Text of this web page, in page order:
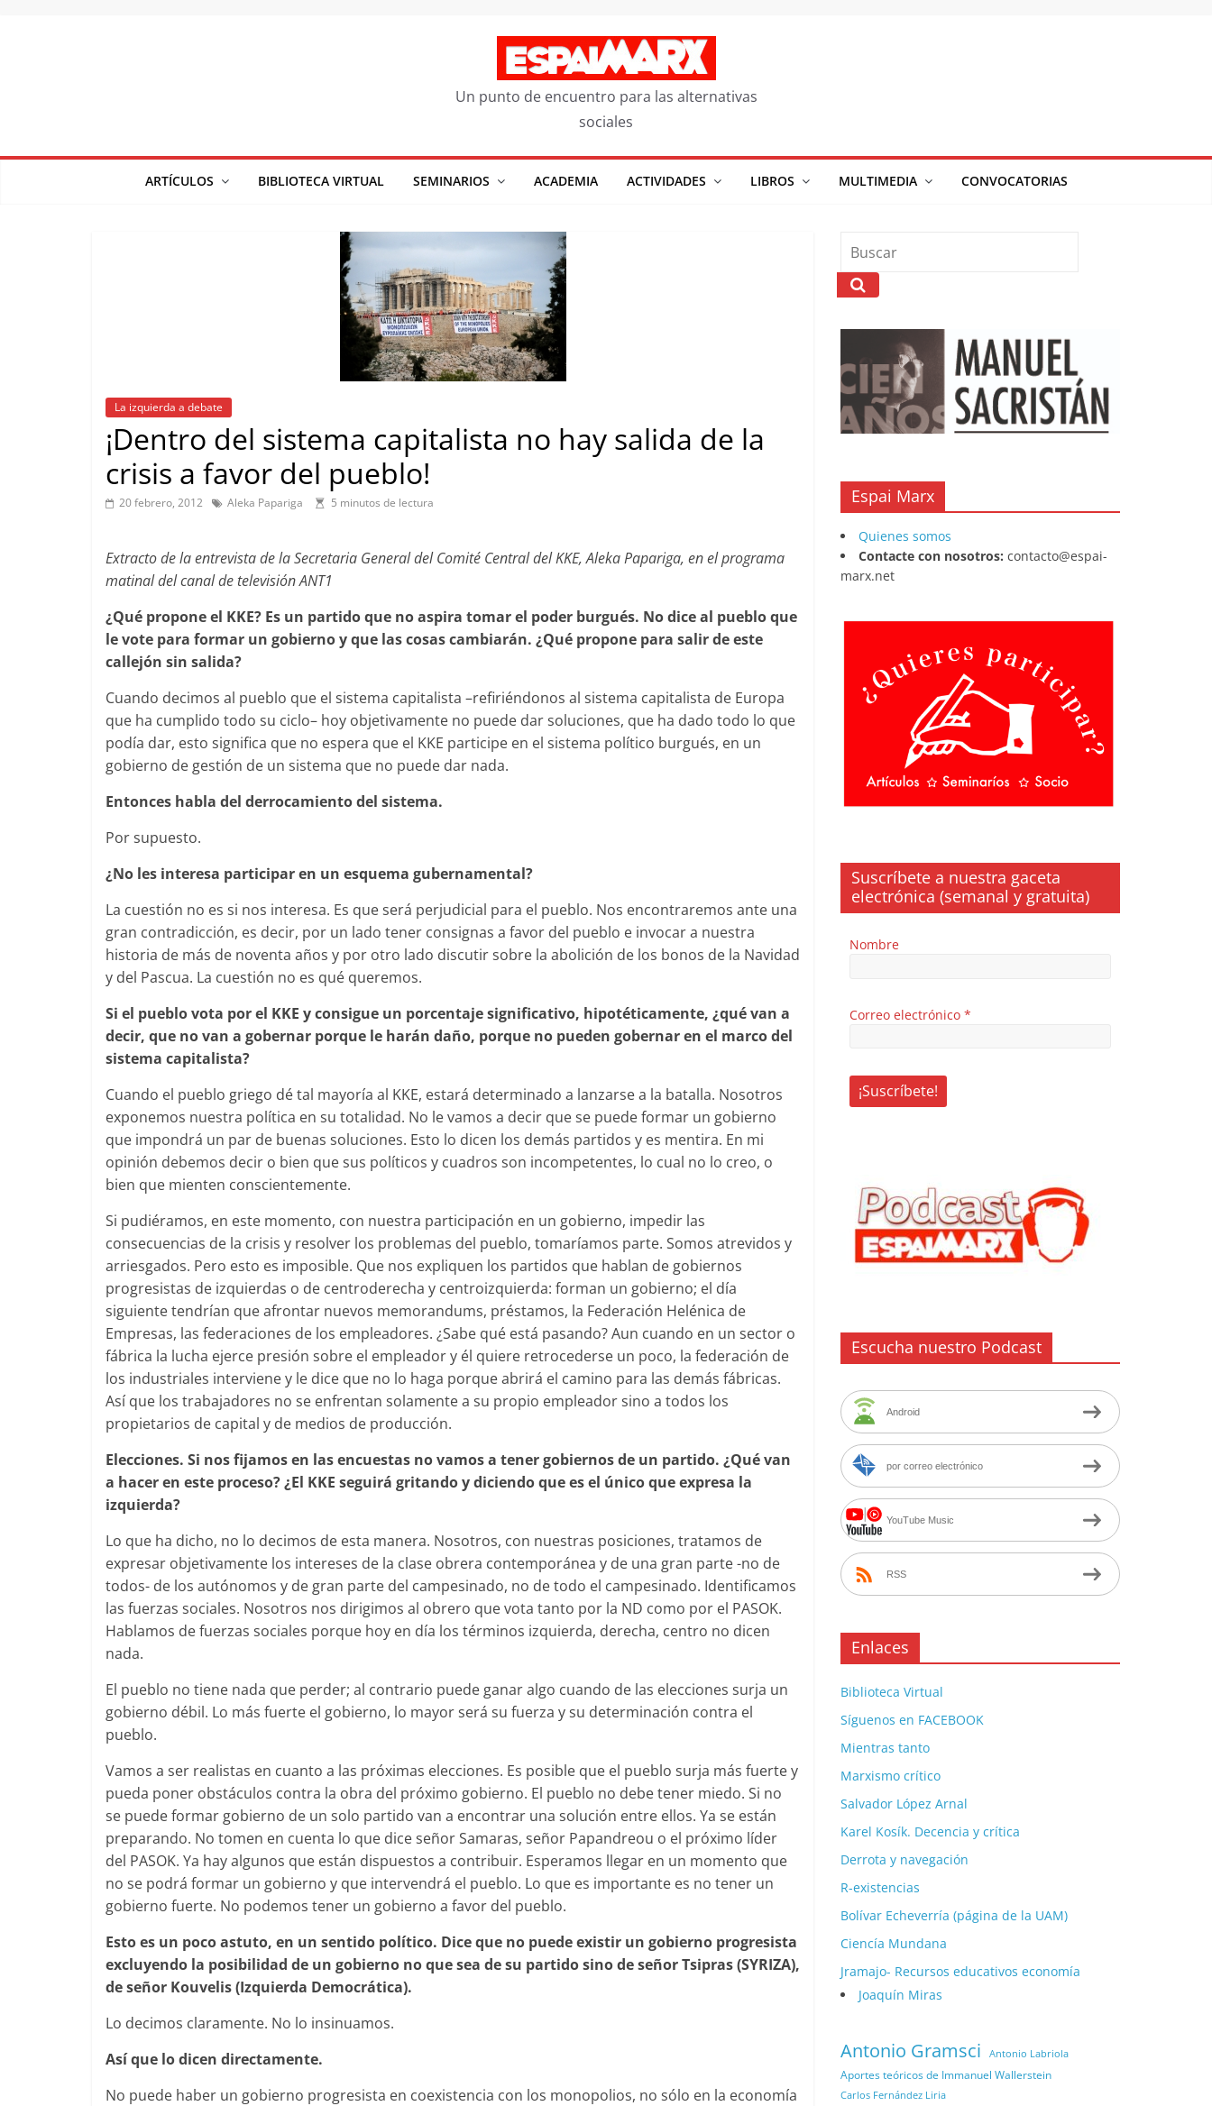
Un punto de encuentro para las alternativas
sociales
ARTÍCULOS BIBLIOTECA VIRTUAL SEMINARIOS ACADEMIA ACTIVIDADES LIBROS MULTIMEDIA CONVOCATORIAS
La izquierda a debate
¡Dentro del sistema capitalista no hay salida de la
crisis a favor del pueblo!
20 febrero, 2012 Aleka Papariga 5 minutos de lectura
Extracto de la entrevista de la Secretaria General del Comité Central del KKE, Aleka Papariga, en el programa
matinal del canal de televisión ANT1
¿Qué propone el KKE? Es un partido que no aspira tomar el poder burgués. No dice al pueblo que
le vote para formar un gobierno y que las cosas cambiarán. ¿Qué propone para salir de este
callejón sin salida?
Cuando decimos al pueblo que el sistema capitalista –refiriéndonos al sistema capitalista de Europa
que ha cumplido todo su ciclo– hoy objetivamente no puede dar soluciones, que ha dado todo lo que
podía dar, esto significa que no espera que el KKE participe en el sistema político burgués, en un
gobierno de gestión de un sistema que no puede dar nada.
Entonces habla del derrocamiento del sistema.
Por supuesto.
¿No les interesa participar en un esquema gubernamental?
La cuestión no es si nos interesa. Es que será perjudicial para el pueblo. Nos encontraremos ante una
gran contradicción, es decir, por un lado tener consignas a favor del pueblo e invocar a nuestra
historia de más de noventa años y por otro lado discutir sobre la abolición de los bonos de la Navidad
y del Pascua. La cuestión no es qué queremos.
Si el pueblo vota por el KKE y consigue un porcentaje significativo, hipotéticamente, ¿qué van a
decir, que no van a gobernar porque le harán daño, porque no pueden gobernar en el marco del
sistema capitalista?
Cuando el pueblo griego dé tal mayoría al KKE, estará determinado a lanzarse a la batalla. Nosotros
exponemos nuestra política en su totalidad. No le vamos a decir que se puede formar un gobierno
que impondrá un par de buenas soluciones. Esto lo dicen los demás partidos y es mentira. En mi
opinión debemos decir o bien que sus políticos y cuadros son incompetentes, lo cual no lo creo, o
bien que mienten conscientemente.
Si pudiéramos, en este momento, con nuestra participación en un gobierno, impedir las
consecuencias de la crisis y resolver los problemas del pueblo, tomaríamos parte. Somos atrevidos y
arriesgados. Pero esto es imposible. Que nos expliquen los partidos que hablan de gobiernos
progresistas de izquierdas o de centroderecha y centroizquierda: forman un gobierno; el día
siguiente tendrían que afrontar nuevos memorandums, préstamos, la Federación Helénica de
Empresas, las federaciones de los empleadores. ¿Sabe qué está pasando? Aun cuando en un sector o
fábrica la lucha ejerce presión sobre el empleador y él quiere retrocederse un poco, la federación de
los industriales interviene y le dice que no lo haga porque abrirá el camino para las demás fábricas.
Así que los trabajadores no se enfrentan solamente a su propio empleador sino a todos los
propietarios de capital y de medios de producción.
Elecciones. Si nos fijamos en las encuestas no vamos a tener gobiernos de un partido. ¿Qué van
a hacer en este proceso? ¿El KKE seguirá gritando y diciendo que es el único que expresa la
izquierda?
Lo que ha dicho, no lo decimos de esta manera. Nosotros, con nuestras posiciones, tratamos de
expresar objetivamente los intereses de la clase obrera contemporánea y de una gran parte -no de
todos- de los autónomos y de gran parte del campesinado, no de todo el campesinado. Identificamos
las fuerzas sociales. Nosotros nos dirigimos al obrero que vota tanto por la ND como por el PASOK.
Hablamos de fuerzas sociales porque hoy en día los términos izquierda, derecha, centro no dicen
nada.
El pueblo no tiene nada que perder; al contrario puede ganar algo cuando de las elecciones surja un
gobierno débil. Lo más fuerte el gobierno, lo mayor será su fuerza y su determinación contra el
pueblo.
Vamos a ser realistas en cuanto a las próximas elecciones. Es posible que el pueblo surja más fuerte y
pueda poner obstáculos contra la obra del próximo gobierno. El pueblo no debe tener miedo. Si no
se puede formar gobierno de un solo partido van a encontrar una solución entre ellos. Ya se están
preparando. No tomen en cuenta lo que dice señor Samaras, señor Papandreou o el próximo líder
del PASOK. Ya hay algunos que están dispuestos a contribuir. Esperamos llegar en un momento que
no se podrá formar un gobierno y que intervendrá el pueblo. Lo que es importante es no tener un
gobierno fuerte. No podemos tener un gobierno a favor del pueblo.
Esto es un poco astuto, en un sentido político. Dice que no puede existir un gobierno progresista
excluyendo la posibilidad de un gobierno no que sea de su partido sino de señor Tsipras (SYRIZA),
de señor Kouvelis (Izquierda Democrática).
Lo decimos claramente. No lo insinuamos.
Así que lo dicen directamente.
No puede haber un gobierno progresista en coexistencia con los monopolios, no sólo en la economía
Espai Marx
Quienes somos
Contacte con nosotros: contacto@espai-
marx.net
Suscríbete a nuestra gaceta
electrónica (semanal y gratuita)
Nombre
Correo electrónico *
Escucha nuestro Podcast
Android
por correo electrónico
YouTube Music
RSS
Enlaces
Biblioteca Virtual
Síguenos en FACEBOOK
Mientras tanto
Marxismo crítico
Salvador López Arnal
Karel Kosík. Decencia y crítica
Derrota y navegación
R-existencias
Bolívar Echeverría (página de la UAM)
Ciencía Mundana
Jramajo- Recursos educativos economía
Joaquín Miras
Antonio Gramsci Antonio Labriola
Aportes teóricos de Immanuel Wallerstein
Carlos Fernández Liria